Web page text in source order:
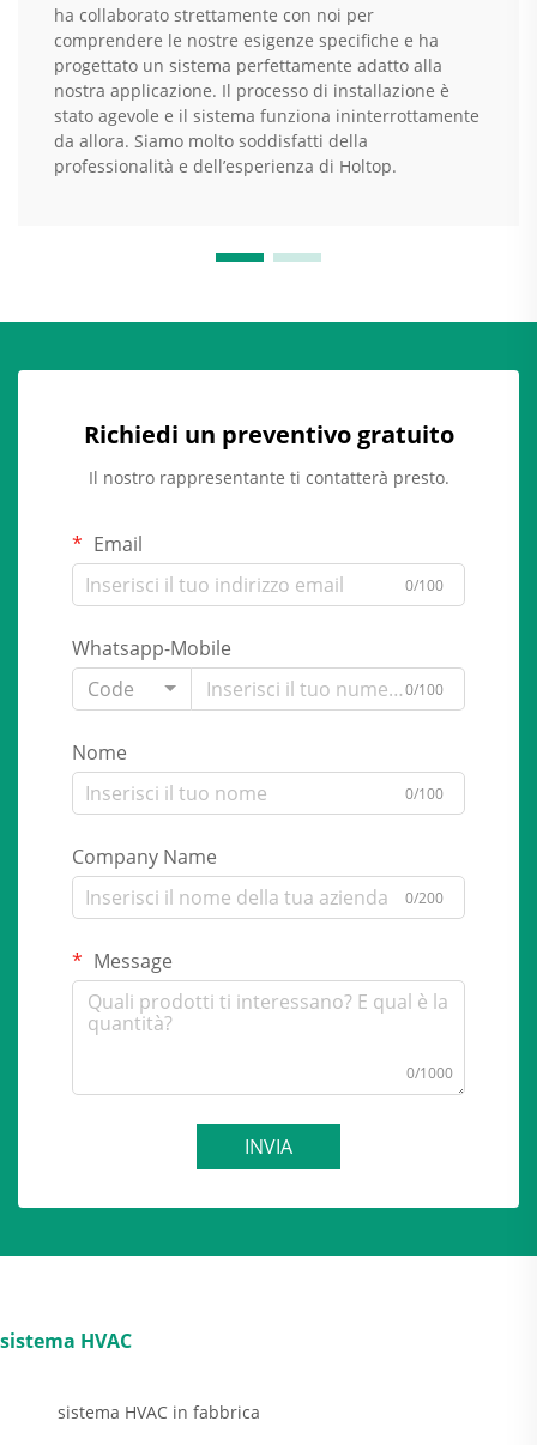
ha collaborato strettamente con noi per
comprendere le nostre esigenze specifiche e ha
progettato un sistema perfettamente adatto alla
nostra applicazione. Il processo di installazione è
stato agevole e il sistema funziona ininterrottamente
da allora. Siamo molto soddisfatti della
professionalità e dell’esperienza di Holtop.
Richiedi un preventivo gratuito
Il nostro rappresentante ti contatterà presto.
Email
0/100
Whatsapp-Mobile
Code
0/100
Nome
0/100
Company Name
0/200
Message
0/1000
INVIA
sistema HVAC
sistema HVAC in fabbrica